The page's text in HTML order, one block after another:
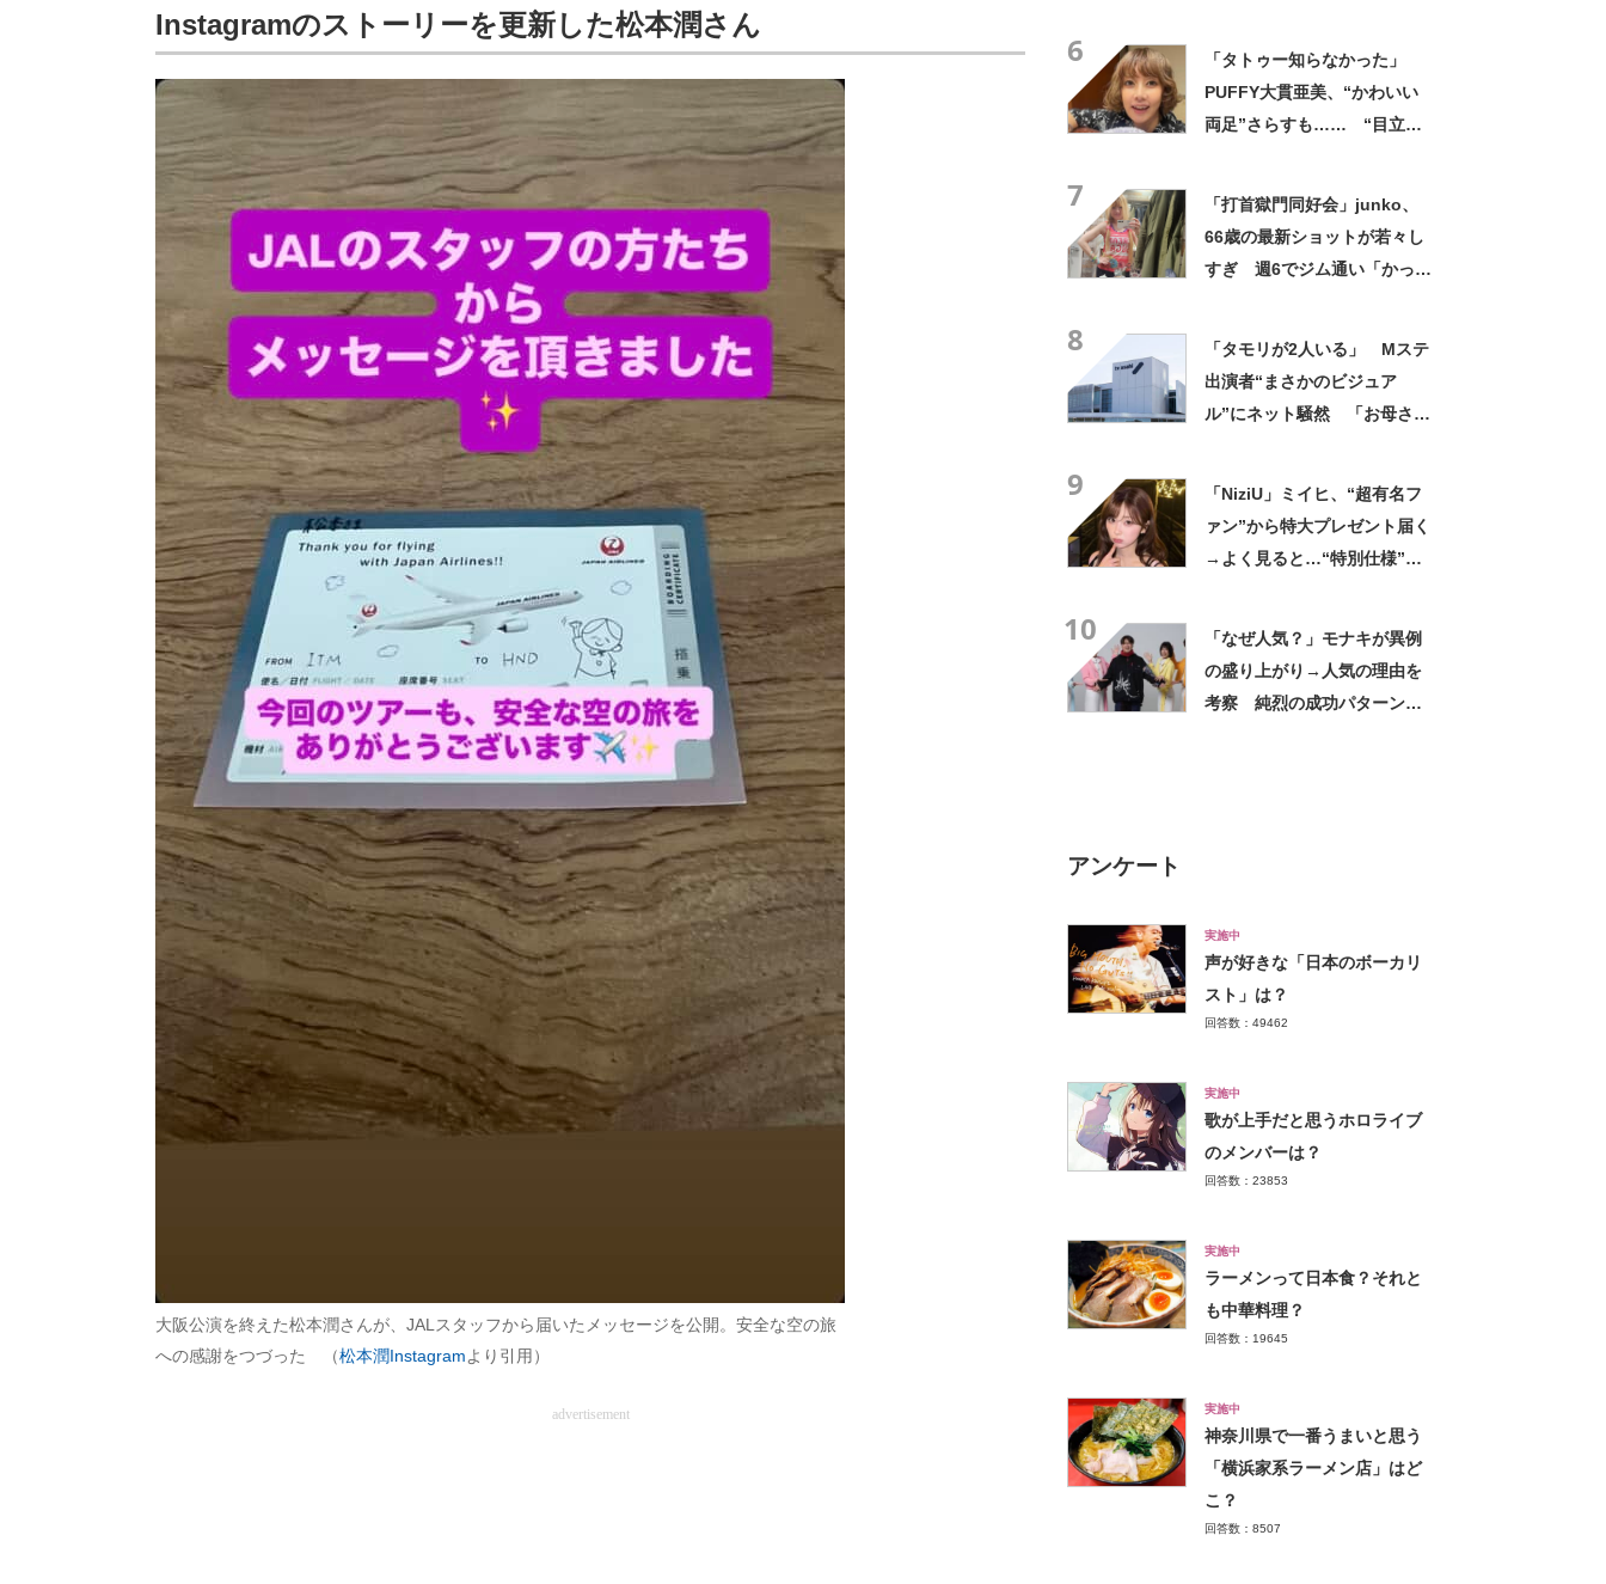
Instagramのストーリーを更新した松本潤さん
大阪公演を終えた松本潤さんが、JALスタッフから届いたメッセージを公開。安全な空の旅
への感謝をつづった （松本潤Instagramより引用）
advertisement
6
「タトゥー知らなかった」
PUFFY大貫亜美、“かわいい
両足”さらすも…… “目立つ
7
「打首獄門同好会」junko、
66歳の最新ショットが若々し
すぎ 週6でジム通い「かっこ
8
「タモリが2人いる」 Mステ
出演者“まさかのビジュア
ル”にネット騒然 「お母さん
9
「NiziU」ミイヒ、“超有名フ
ァン”から特大プレゼント届く
→よく見ると…“特別仕様”に
10
「なぜ人気？」モナキが異例
の盛り上がり→人気の理由を
考察 純烈の成功パターン
アンケート
実施中
声が好きな「日本のボーカリ
スト」は？
回答数：49462
実施中
歌が上手だと思うホロライブ
のメンバーは？
回答数：23853
実施中
ラーメンって日本食？それと
も中華料理？
回答数：19645
実施中
神奈川県で一番うまいと思う
「横浜家系ラーメン店」はど
こ？
回答数：8507